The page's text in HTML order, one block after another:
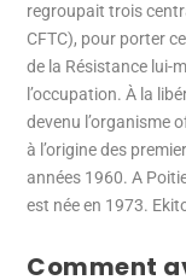
regroupait trois
CFTC), pour porter
de la Résistance lui-
l’occupation. À la
devenu l’organisme
à l’origine des
années 1960. A
est née en 1973.
Comment